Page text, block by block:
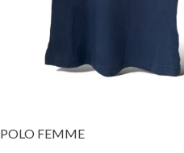
POLO FEMME